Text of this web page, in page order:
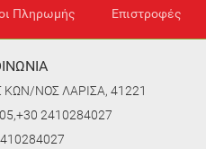
Πληρωμής Επιστροφές
ΚΩΝ/ΝΟΣ ΛΑΡΙΣΑ, 41221
2410284027